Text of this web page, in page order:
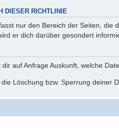
DIESER RICHTLINIE
nur den Bereich der Seiten,
er dich darüber gesondert
auf Anfrage Auskunft, welche
Löschung bzw. Sperrung deiner